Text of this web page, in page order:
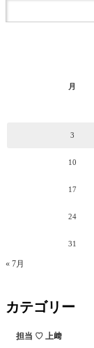
月
3
10
17
24
31
« 7月
カテゴリー
担当 ♡ 上﨑